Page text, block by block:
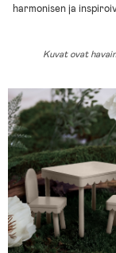
harmonisen ja
Kuvat ovat